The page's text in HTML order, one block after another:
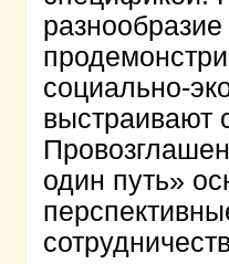
социально-
выстраивают
один путь»